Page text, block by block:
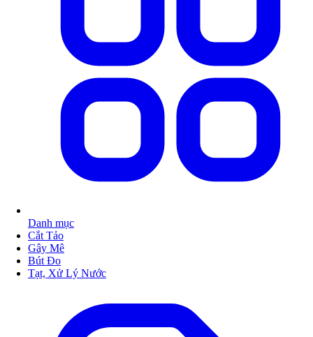
Danh mục
Cắt Tảo
Gây Mê
Bút Đo
Tạt, Xử Lý Nước